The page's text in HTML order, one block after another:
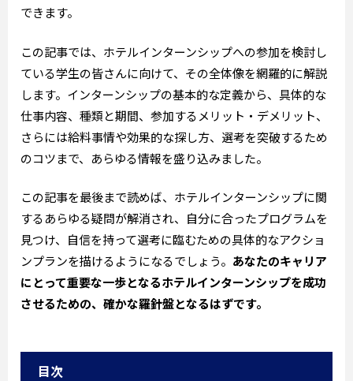
できます。
この記事では、ホテルインターンシップへの参加を検討し
ている学生の皆さんに向けて、その全体像を網羅的に解説
します。インターンシップの基本的な定義から、具体的な
仕事内容、種類と期間、参加するメリット・デメリット、
さらには給料事情や効果的な探し方、選考を突破するため
のコツまで、あらゆる情報を盛り込みました。
この記事を最後まで読めば、ホテルインターンシップに関
するあらゆる疑問が解消され、自分に合ったプログラムを
見つけ、自信を持って選考に臨むための具体的なアクショ
ンプランを描けるようになるでしょう。 あなたのキャリア
にとって重要な一歩となるホテルインターンシップを成功
させるための、確かな羅針盤となるはずです。
目次